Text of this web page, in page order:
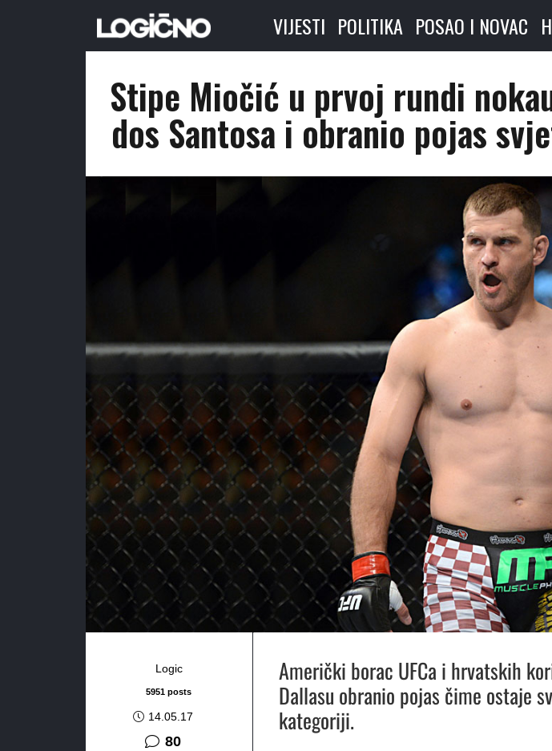
VIJESTI POLITIKA POSAO I NOVAC
Stipe Miočić u prvoj rundi
dos Santosa i obranio pojas
Logic
5951 posts
14.05.17
80komentara
Američki borac UFCa i hrvatskih
Dallasu obranio pojas čime ostaje
kategoriji.